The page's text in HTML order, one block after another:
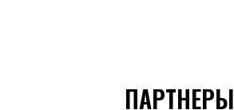
ПАРТНЕРЫ